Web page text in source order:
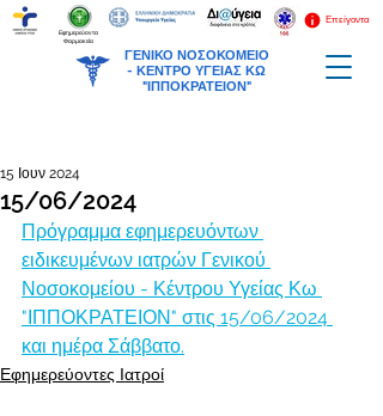
ΓΕΝΙΚΟ ΝΟΣΟΚΟΜΕΙΟ
- ΚΕΝΤΡΟ ΥΓΕΙΑΣ ΚΩ
"ΙΠΠΟΚΡΑΤΕΙΟΝ"
Επείγοντα
Εφημερεύοντα
Φαρμακεία
15/06/2024
15 Ιουν 2024
Πρόγραμμα εφημερευόντων
ειδικευμένων ιατρών Γενικού
Νοσοκομείου - Κέντρου Υγείας Κω
"ΙΠΠΟΚΡΑΤΕΙΟΝ" στις 15/06/2024
και ημέρα Σάββατο.
Εφημερεύοντες Ιατροί